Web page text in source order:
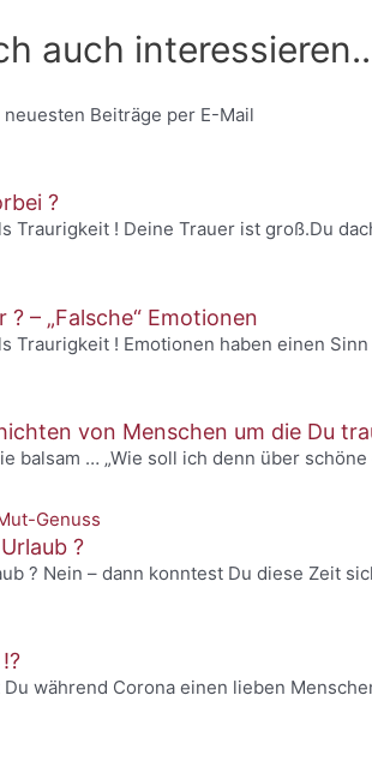
auch
Beiträge per E-Mail
?
Traurigkeit ! Deine Trauer ist groß.Du
– „Falsche“ Emotionen
Traurigkeit ! Emotionen haben einen
von Menschen um die Du
balsam … „Wie soll ich denn über
?
? Nein – dann konntest Du diese Zeit
während Corona einen lieben